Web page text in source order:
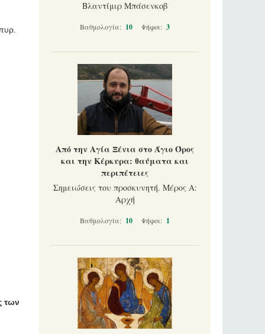
των
Βλαντίμιρ Μπάσενκοβ
Βαθμολογία: 10 Ψήφοι: 3
Από την Αγία Ξένια στο Άγιο Όρος
και την Κέρκυρα: θαύματα και
περιπέτειες
Σημειώσεις του προσκυνητή. Μέρος Α:
Αρχή
Βαθμολογία: 10 Ψήφοι: 1